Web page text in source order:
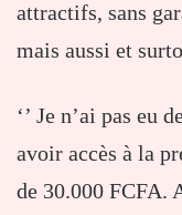
attractifs, sans
mais aussi et
‘’ Je n’ai pas eu
avoir accès à la
de 30.000 FCFA.